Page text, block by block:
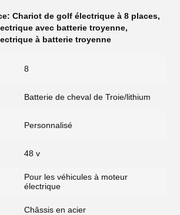
Chariot de golf électrique à 8 places,
avec batterie troyenne,
à batterie troyenne
8
Batterie de cheval de Troie/lithium
Personnalisé
48 v
Pour les véhicules à moteur
électrique
Châssis en acier